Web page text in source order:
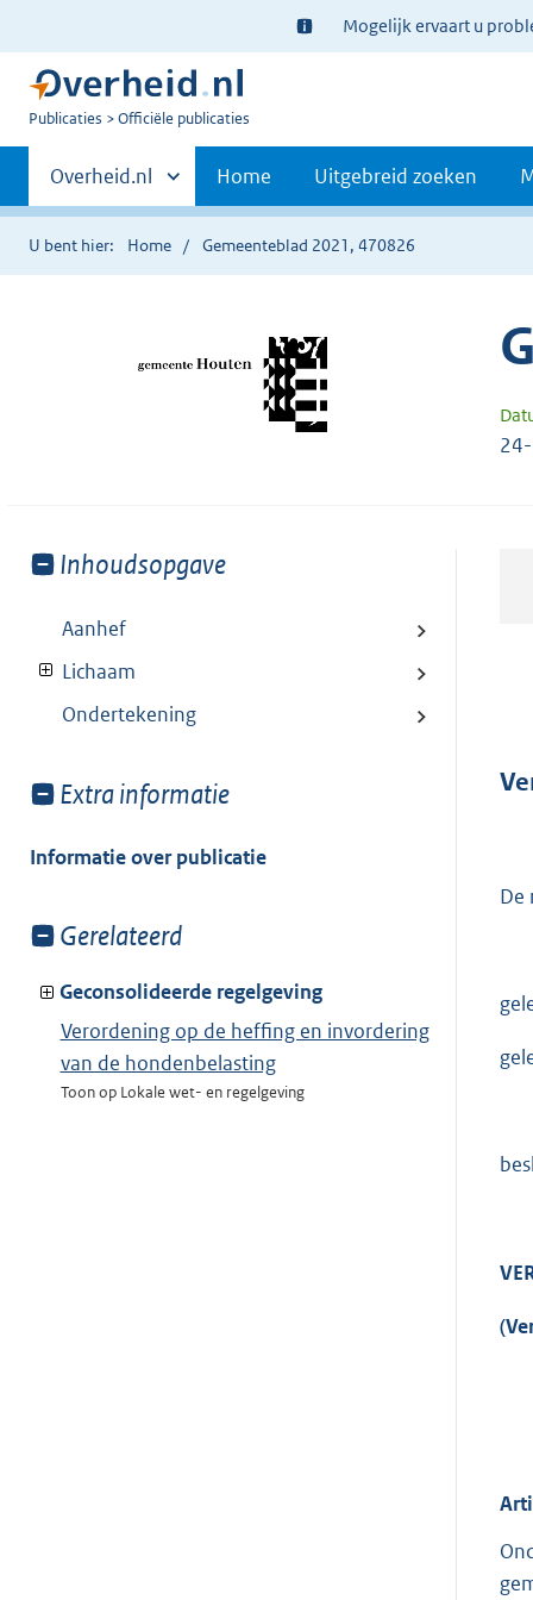
Ter
informatie:
Mogelijk ervaart u
U
Publicaties Officiële publicaties
Primaire
navigatie
Andere
sites
binnen
Overheid.nl Home Uitgebreid zoeken
U bent hier: Home Gemeenteblad 2021, 470826
Toon
van:
Inhoudsopgave
Aanhef
Lichaam
Ondertekening
Toon
van:
Extra informatie
Informatie over publicatie
Toon
van:
Gerelateerd
Geconsolideerde regelgeving
Verordening op de heffing en invordering
van de hondenbelasting
Toon op Lokale wet- en regelgeving
De